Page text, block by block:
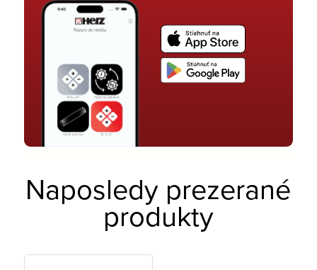
Naposledy prezerané
produkty